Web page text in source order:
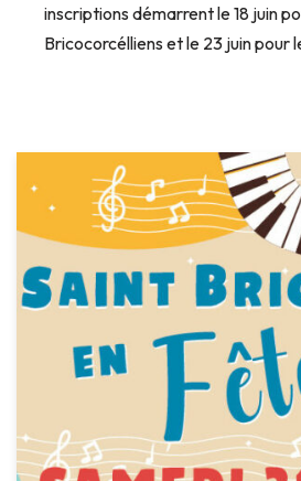
inscriptions démarrent le 18 juin
Bricocorcélliens et le 23 juin pour